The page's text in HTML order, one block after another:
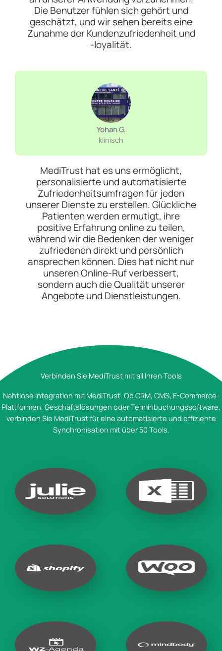
Die Benutzer fühlen sich gehört und
geschätzt, und wir sehen bereits eine
Zunahme der Kundenzufriedenheit und
-loyalität.
Yohan G.
klinisch
MediTrust hat es uns ermöglicht,
personalisierte und automatisierte
Zufriedenheitsumfragen für jeden
unserer Dienste zu erstellen. Glückliche
Patienten werden ermutigt, ihre
positive Erfahrung online zu teilen,
während wir die Bedenken der weniger
zufriedenen direkt und persönlich
ansprechen können. Dies hat nicht nur
unseren Online-Ruf verbessert,
sondern auch die Qualität unserer
Angebote und Dienstleistungen.
Verbinden Sie MediTrust mit all Ihren Tools
Nahtlose Integration mit MediTrust. Ob CRM, CMS, E-Commerce-
Plattformen, Geschäftslösungen oder Terminbuchungssoftware,
verbinden Sie MediTrust für eine automatisierte und effiziente
Synchronisation mit über 50 Tools.